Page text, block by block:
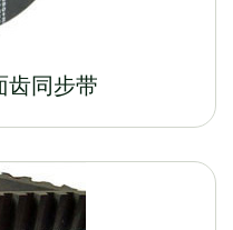
齿同步带